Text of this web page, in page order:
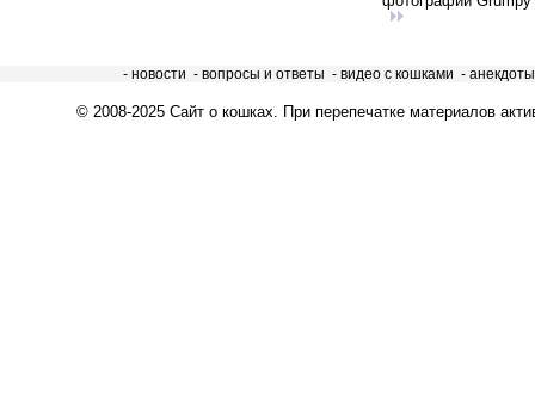
- новости - вопросы и ответы - видео с кошками -
© 2008-2025 Сайт о кошках. При перепечатке материалов